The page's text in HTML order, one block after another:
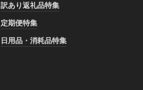
訳あり返礼品特集
定期便特集
日用品・消耗品特集